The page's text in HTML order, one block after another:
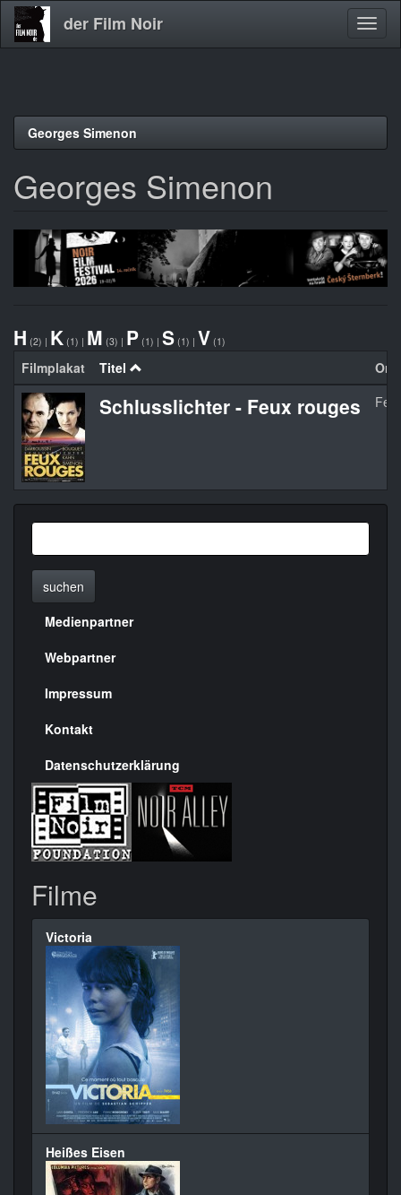
Direkt
der Film Noir
Georges Simenon
Georges Simenon
H (2) | K (1) | M (3) | P (1) | S (1) | V (1)
Filmplakat Titel
Schlusslichter - Feux rouges
suchen
Menülinks
rechte
Seite
Medienpartner
Webpartner
Impressum
Kontakt
Datenschutzerklärung
Filme
Victoria
Heißes Eisen